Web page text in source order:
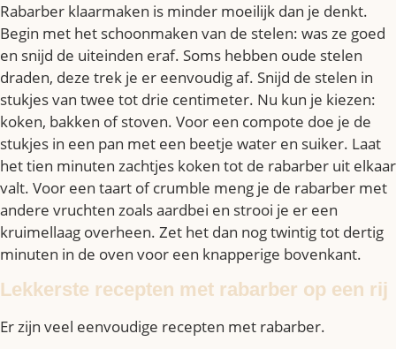
Rabarber klaarmaken is minder moeilijk dan je denkt.
Begin met het schoonmaken van de stelen: was ze goed
en snijd de uiteinden eraf. Soms hebben oude stelen
draden, deze trek je er eenvoudig af. Snijd de stelen in
stukjes van twee tot drie centimeter. Nu kun je kiezen:
koken, bakken of stoven. Voor een compote doe je de
stukjes in een pan met een beetje water en suiker. Laat
het tien minuten zachtjes koken tot de rabarber uit elkaar
valt. Voor een taart of crumble meng je de rabarber met
andere vruchten zoals aardbei en strooi je er een
kruimellaag overheen. Zet het dan nog twintig tot dertig
minuten in de oven voor een knapperige bovenkant.
Lekkerste recepten met rabarber op een rij
Er zijn veel eenvoudige recepten met rabarber.